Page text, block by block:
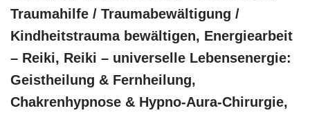
Traumahilfe / Traumabewältigung /
Kindheitstrauma bewältigen, Energiearbeit
– Reiki, Reiki – universelle Lebensenergie:
Geistheilung & Fernheilung,
Chakrenhypnose & Hypno-Aura-Chirurgie,